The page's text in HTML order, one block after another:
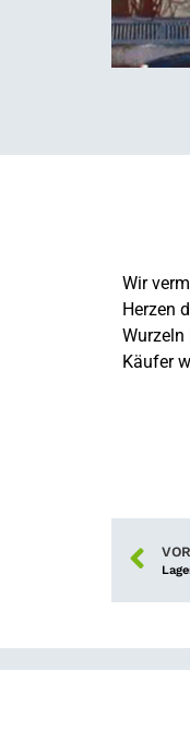
Wir
Herzen
Wurzeln
Käufer